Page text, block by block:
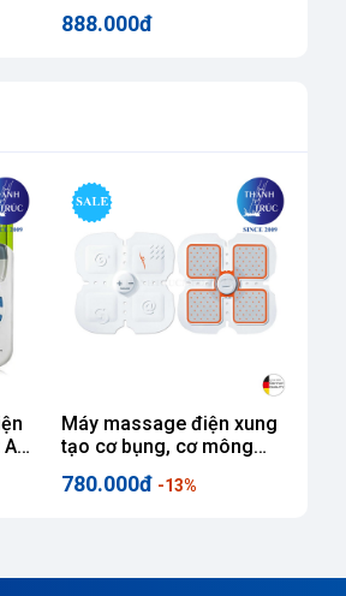
888.000đ
Máy massage điện xung
tạo cơ bụng, cơ mông
Beurer EM20
780.000đ -13%